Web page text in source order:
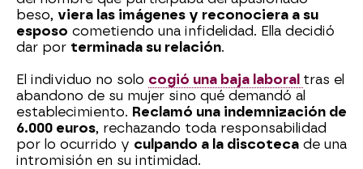
beso, viera las imágenes y reconociera a su
esposo cometiendo una infidelidad. Ella decidió
dar por terminada su relación.
El individuo no solo cogió una baja laboral tras el
abandono de su mujer sino qué demandó al
establecimiento. Reclamó una indemnización de
6.000 euros, rechazando toda responsabilidad
por lo ocurrido y culpando a la discoteca de una
intromisión en su intimidad.